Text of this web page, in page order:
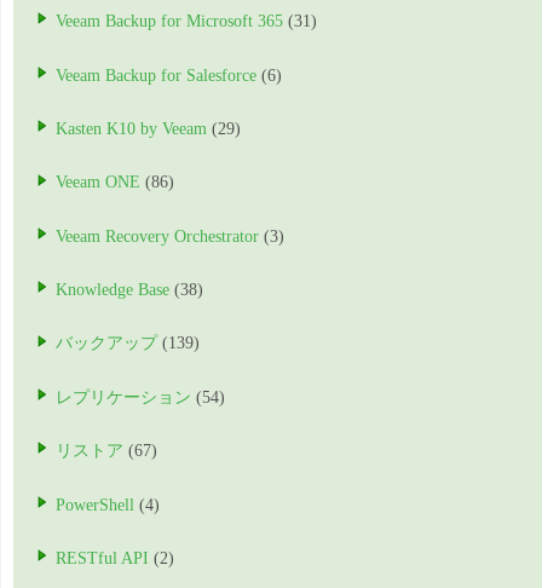
Veeam Backup for Microsoft 365 (31)
Veeam Backup for Salesforce (6)
Kasten K10 by Veeam (29)
Veeam ONE (86)
Veeam Recovery Orchestrator (3)
Knowledge Base (38)
バックアップ (139)
レプリケーション (54)
リストア (67)
PowerShell (4)
RESTful API (2)